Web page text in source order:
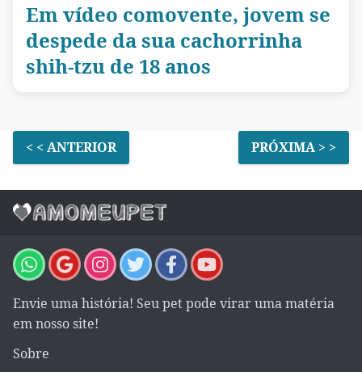
Em vídeo comovente, jovem se
despede da sua cachorrinha
shih-tzu de 18 anos
< < ANTERIOR PRÓXIMA > >
Envie uma história! Seu pet pode virar uma matéria
em nosso site!
Sobre